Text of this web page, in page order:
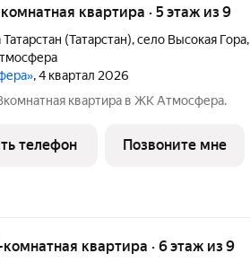
комнатная квартира · 5 этаж из 9
(Татарстан),село Высокая Гора,
, 4 квартал 2026
квартира в ЖК Атмосфера.
телефон Позвоните мне
комнатная квартира · 6 этаж из 9